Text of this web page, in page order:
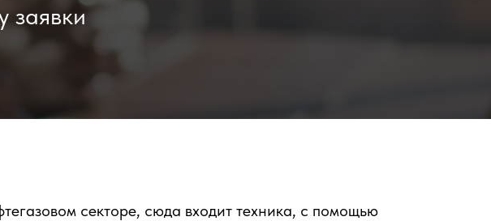
заявки
секторе, сюда входит техника, с помощью